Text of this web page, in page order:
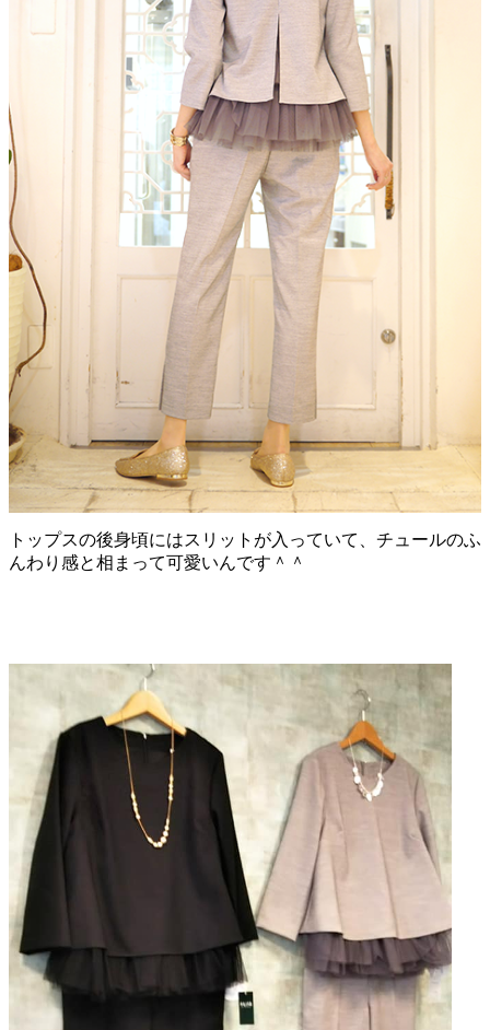
トップスの後身頃にはスリットが入っていて、チュールのふ
んわり感と相まって可愛いんです＾＾